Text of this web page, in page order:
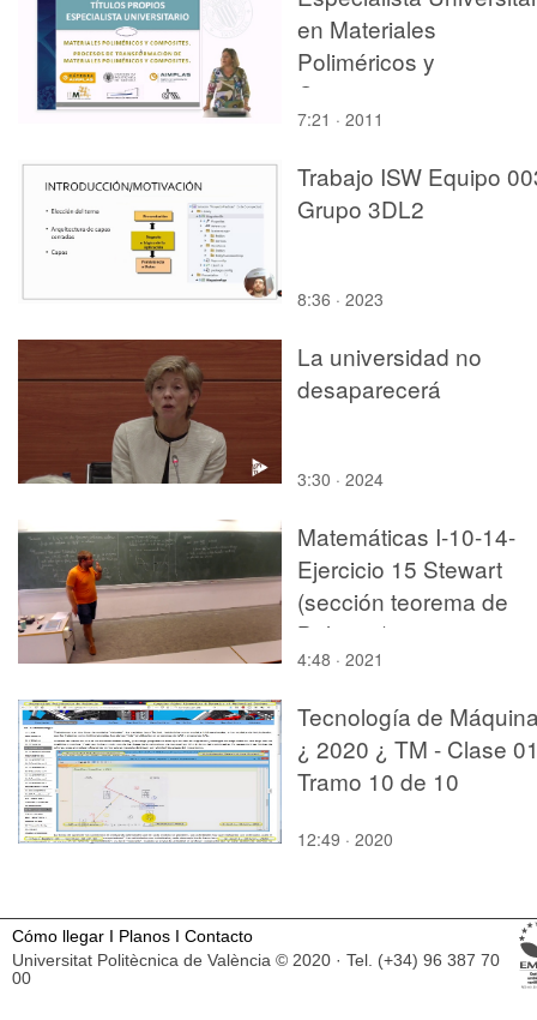
en Materiales
Poliméricos y
Composites y sus
procesos de
7:21 · 2011
Trabajo ISW Equipo
Grupo 3DL2
8:36 · 2023
La universidad no
desaparecerá
3:30 · 2024
Matemáticas I-10-14-
Ejercicio 15 Stewart
(sección teorema de
Bolzano)
4:48 · 2021
Tecnología de
¿ 2020 ¿ TM - Clase
Tramo 10 de 10
12:49 · 2020
Cómo llegar I Planos I Contacto
Universitat Politècnica de València © 2020 · Tel. (+34) 96 387 70
00